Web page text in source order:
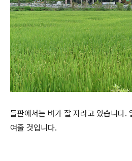
들판에서는 벼가 잘 자라고 있습니다.
여줄 것입니다.